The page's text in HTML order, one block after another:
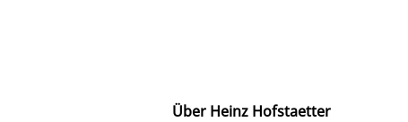
Über Heinz Hofstaetter